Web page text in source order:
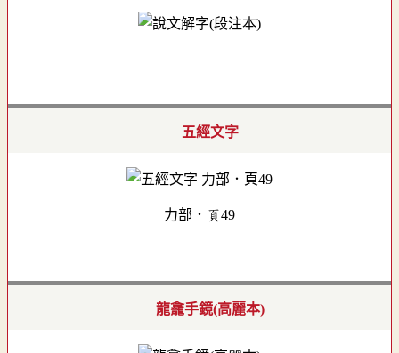
五經文字
力部．頁49
龍龕手鏡(高麗本)